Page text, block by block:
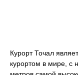
Курорт Точал
курортом в мире, с